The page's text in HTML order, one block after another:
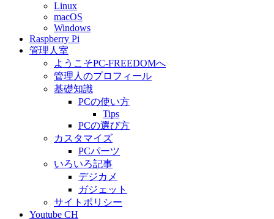
Linux
macOS
Windows
Raspberry Pi
管理人室
ようこそPC-FREEDOMへ
管理人のプロフィール
基礎知識
PCの使い方
Tips
PCの選び方
カスタマイズ
PCパーツ
いろいろ記事
デジカメ
ガジェット
サイトポリシー
Youtube CH